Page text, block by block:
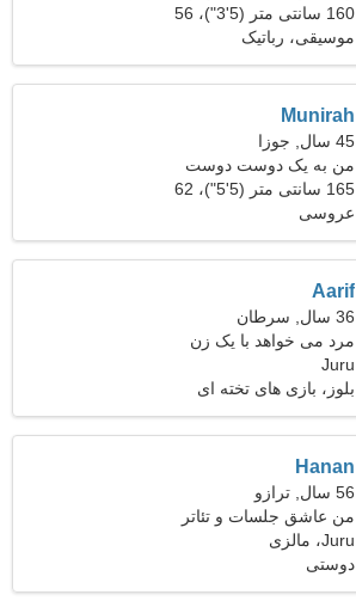
43
160 سانتی متر (5'3")، 56
کیلوگرم (123 پوند)
موسیقی، رباتیک
Munirah
45 سال, جوزا
من به یک دوست دوست
نجیب نیاز دارم
165 سانتی متر (5'5")، 62
کیلوگرم (136 پوند)
عروسی
Aarif
36 سال, سرطان
مرد می خواهد با یک زن
ملاقات کند 28-31
Juru
بلوز، بازی های تخته ای
Hanan
56 سال, ترازو
من عاشق جلسات و تئاتر
هستم
Juru، مالزی
دوستی